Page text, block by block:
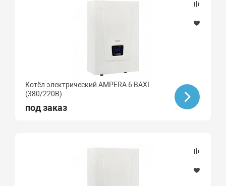
Котёл электрический AMPERA 6 BAXI
(380/220В)
под заказ